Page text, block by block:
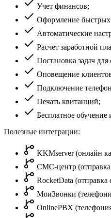
Учет финансов;
Оформление
Автоматические
Расчет заработной
Постановка задач для
Оповещение
Подключение
Печать квитанций;
Бесплатное
Полезные интеграции:
KKMserver (онлайн
СМС-центр (отправка
RocketData (отправка
МоиЗвонки
OnlinePBX